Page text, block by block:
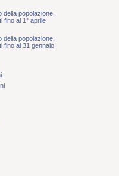
della popolazione,
fino al 1° aprile
della popolazione,
fino al 31 gennaio